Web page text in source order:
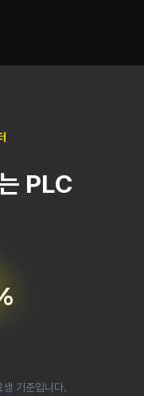
PLC
생 기준입니다.